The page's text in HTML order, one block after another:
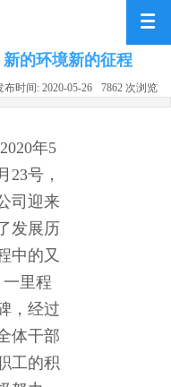
的环境新的征程
布时间: 2020-05-26 7862 次浏览
2020年5
23号，
司迎来
发展历
中的又
一里程
，经过
体干部
工的积